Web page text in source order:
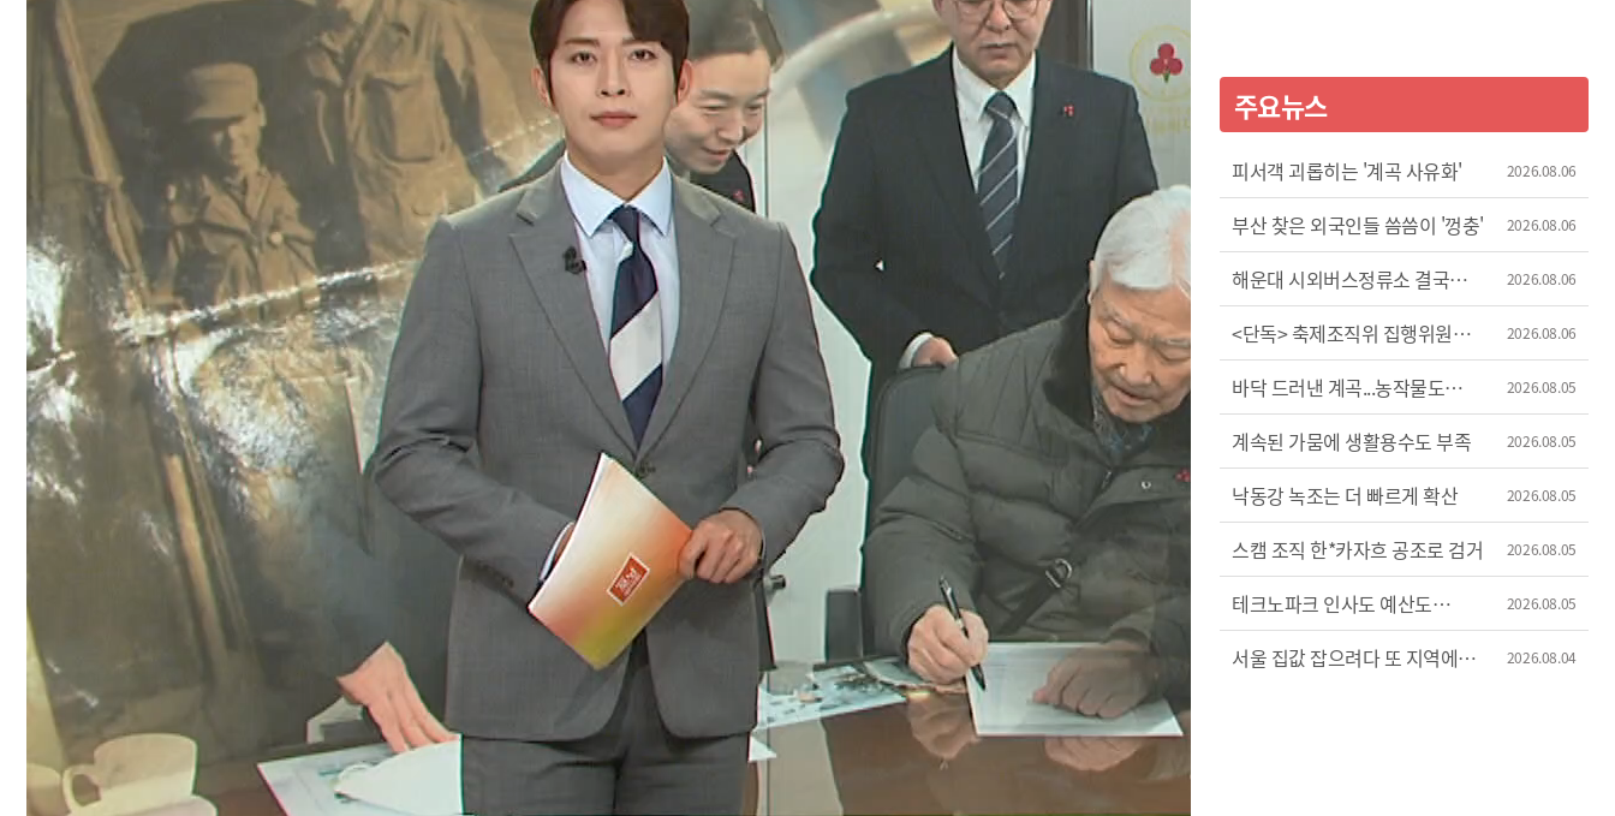
주요뉴스
피서객 괴롭히는 '계곡 사유화' 2026.08.06
부산 찾은 외국인들 씀씀이 '껑충' 2026.08.06
해운대 시외버스정류소 결국
이전
2026.08.06
<단독> 축제조직위 집행위원장
'허위 신고'?
2026.08.06
바닥 드러낸 계곡...농작물도
'시들'
2026.08.05
계속된 가뭄에 생활용수도 부족 2026.08.05
낙동강 녹조는 더 빠르게 확산 2026.08.05
스캠 조직 한*카자흐 공조로 검거 2026.08.05
테크노파크 인사도 예산도
'제멋대로'
2026.08.05
서울 집값 잡으려다 또 지역에
2026.08.04